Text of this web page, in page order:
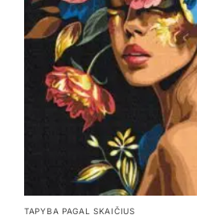
TAPYBA PAGAL SKAIČIUS